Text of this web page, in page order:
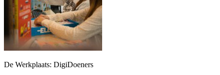
De Werkplaats: DigiDoeners